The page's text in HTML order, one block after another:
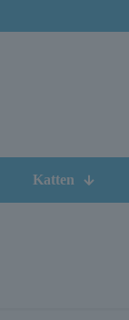
Katten